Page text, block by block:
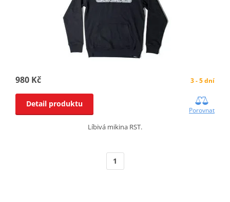
980 Kč 3 - 5 dní
Detail produktu
Porovnat
Líbivá mikina RST.
1